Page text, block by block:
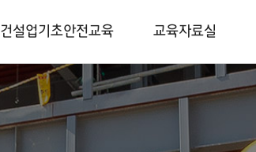
건설업기초안전교육 교육자료실